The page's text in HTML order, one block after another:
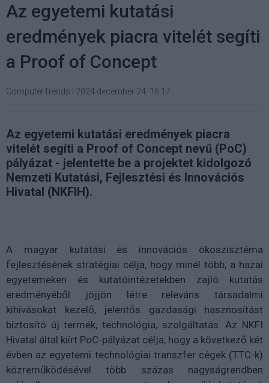
Az egyetemi kutatási
eredmények piacra vitelét segíti
a Proof of Concept
ComputerTrends 2024 december 24. 16:17
Az egyetemi kutatási eredmények piacra
vitelét segíti a Proof of Concept nevű (PoC)
pályázat - jelentette be a projektet kidolgozó
Nemzeti Kutatási, Fejlesztési és Innovációs
Hivatal (NKFIH).
A magyar kutatási és innovációs ökoszisztéma
fejlesztésének stratégiai célja, hogy minél több, a hazai
egyetemeken és kutatóintézetekben zajló kutatás
eredményéből jöjjön létre releváns társadalmi
kihívásokat kezelő, jelentős gazdasági hasznosítást
biztosító új termék, technológia, szolgáltatás. Az NKFI
Hivatal által kiírt PoC-pályázat célja, hogy a következő két
évben az egyetemi technológiai transzfer cégek (TTC-k)
közreműködésével több százas nagyságrendben